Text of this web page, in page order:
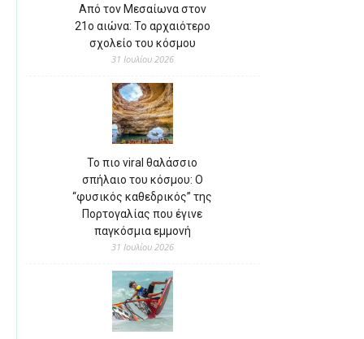
Από τον Μεσαίωνα στον
21ο αιώνα: Το αρχαιότερο
σχολείο του κόσμου
31 Ιουλίου 2026
Το πιο viral θαλάσσιο
σπήλαιο του κόσμου: Ο
“φυσικός καθεδρικός” της
Πορτογαλίας που έγινε
παγκόσμια εμμονή
31 Ιουλίου 2026